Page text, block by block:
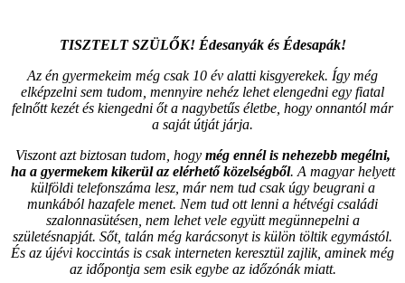
TISZTELT SZÜLŐK! Édesanyák és Édesapák!
Az én gyermekeim még csak 10 év alatti kisgyerekek. Így még
elképzelni sem tudom, mennyire nehéz lehet elengedni egy fiatal
felnőtt kezét és kiengedni őt a nagybetűs életbe, hogy onnantól már
a saját útját járja.
Viszont azt biztosan tudom, hogy még ennél is nehezebb megélni,
ha a gyermekem kikerül az elérhető közelségből. A magyar helyett
külföldi telefonszáma lesz, már nem tud csak úgy beugrani a
munkából hazafele menet. Nem tud ott lenni a hétvégi családi
szalonnasütésen, nem lehet vele együtt megünnepelni a
születésnapját. Sőt, talán még karácsonyt is külön töltik egymástól.
És az újévi koccintás is csak interneten keresztül zajlik, aminek még
az időpontja sem esik egybe az időzónák miatt.